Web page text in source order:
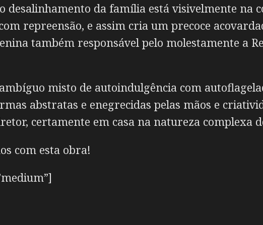
da família está visivelmente na
repreensão, e assim cria um precoce
também responsável pelo molestamente a
misto de autoindulgência com
abstratas e enegrecidas pelas mãos e
certamente em casa na natureza complexa
com esta obra!